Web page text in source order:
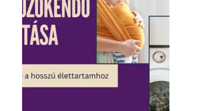
Okos
Próba
Vásárlás
Előtt
És
Különleges
Élethelyzetekre